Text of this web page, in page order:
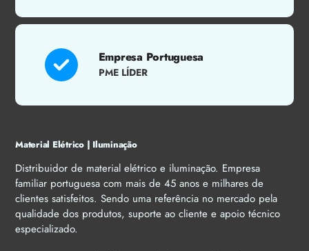
Empresa Portuguesa
PME LÍDER
Material Elétrico | Iluminação
Distribuidor de material elétrico e iluminação. Empresa
familiar portuguesa com mais de 45 anos e milhares de
clientes satisfeitos. Sendo uma referência no mercado pela
qualidade dos produtos, suporte ao cliente e apoio técnico
especializado.